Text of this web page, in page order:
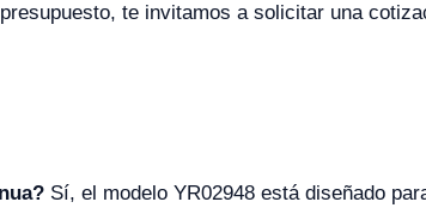
te invitamos a solicitar una
Sí, el modelo YR02948 está diseñado